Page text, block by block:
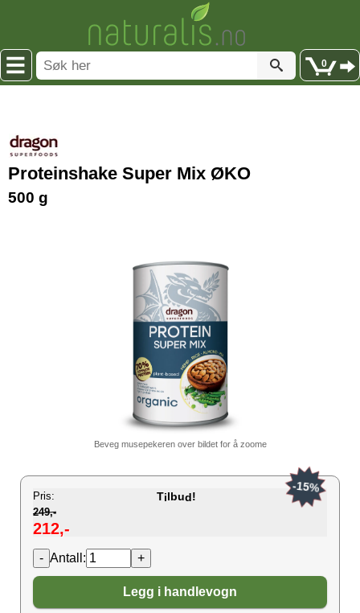
0
Proteinshake Super Mix ØKO
500 g
Beveg musepekeren over bildet for å zoome
Pris: Tilbud!
249,-
212,-
-15%
Antall:
Legg i handlevogn